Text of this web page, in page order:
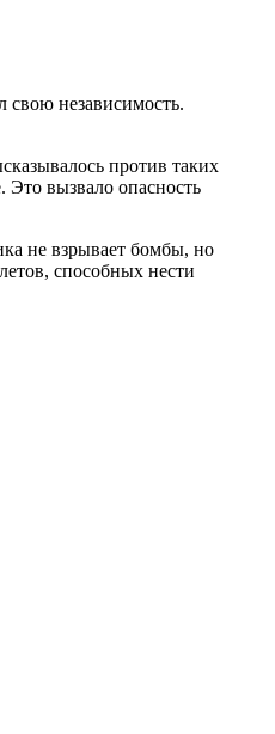
свою независимость.
против таких
Это вызвало опасность
не взрывает бомбы, но
способных нести